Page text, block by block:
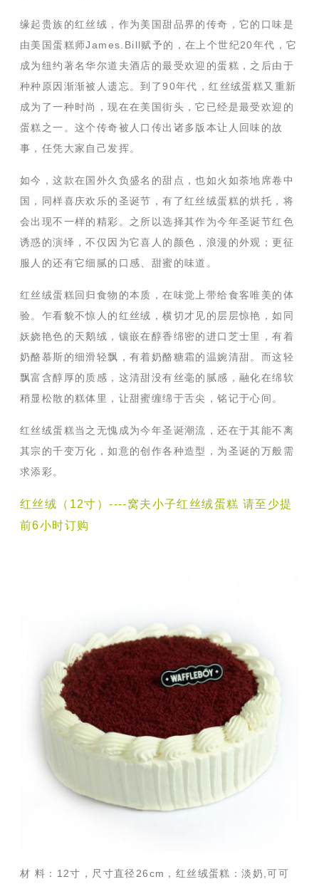
缘起贵族的红丝绒，作为美国甜品界的传奇，它的口味是
由美国蛋糕师James.Bill赋予的，在上个世纪20年代，它
成为纽约著名华尔道夫酒店的最受欢迎的蛋糕，之后由于
种种原因渐渐被人遗忘。到了90年代，红丝绒蛋糕又重新
成为了一种时尚，现在在美国街头，它已经是最受欢迎的
蛋糕之一。这个传奇被人口传出诸多版本让人回味的故
事，任凭大家自己发挥。
如今，这款在国外久负盛名的甜点，也如火如荼地席卷中
国，同样喜庆欢乐的圣诞节，有了红丝绒蛋糕的烘托，将
会出现不一样的精彩。之所以选择其作为今年圣诞节红色
诱惑的演绎，不仅因为它喜人的颜色，浪漫的外观；更征
服人的还有它细腻的口感、甜蜜的味道。
红丝绒蛋糕回归食物的本质，在味觉上带给食客唯美的体
验。乍看貌不惊人的红丝绒，横切才见的层层惊艳，如同
妖娆艳色的天鹅绒，镶嵌在醇香绵密的进口芝士里，有着
奶酪慕斯的细滑轻飘，有着奶酪糖霜的温婉清甜。而这轻
飘富含醇厚的质感，这清甜没有丝毫的腻感，融化在绵软
稍显松散的糕体里，让甜蜜缠绵于舌尖，铭记于心间。
红丝绒蛋糕当之无愧成为今年圣诞潮流，还在于其能不离
其宗的千变万化，如意的创作各种造型，为圣诞的万般需
求添彩。
红丝绒（12寸）----窝夫小子红丝绒蛋糕 请至少提
前6小时订购
材 料：12寸，尺寸直径26cm，红丝绒蛋糕：淡奶,可可